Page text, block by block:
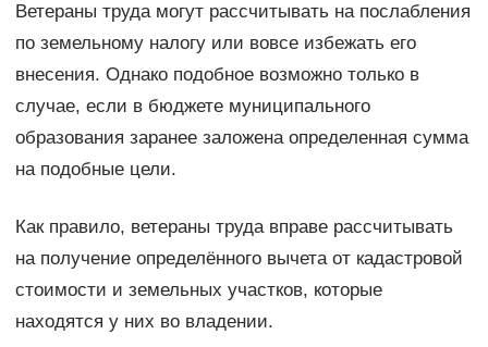
Ветераны труда могут рассчитывать на послабления
по земельному налогу или вовсе избежать его
внесения. Однако подобное возможно только в
случае, если в бюджете муниципального
образования заранее заложена определенная сумма
на подобные цели.
Как правило, ветераны труда вправе рассчитывать
на получение определённого вычета от кадастровой
стоимости и земельных участков, которые
находятся у них во владении.